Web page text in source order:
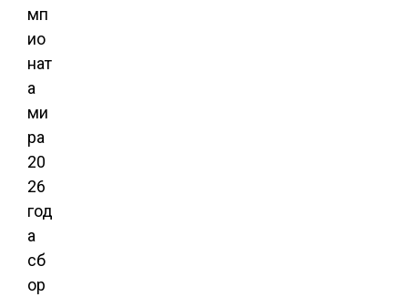
мп
ио
нат
а
ми
ра
20
26
год
а
сб
ор